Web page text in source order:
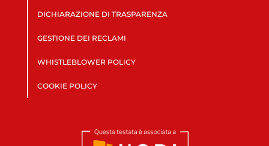
DICHIARAZIONE DI TRASPARENZA
GESTIONE DEI RECLAMI
WHISTLEBLOWER POLICY
COOKIE POLICY